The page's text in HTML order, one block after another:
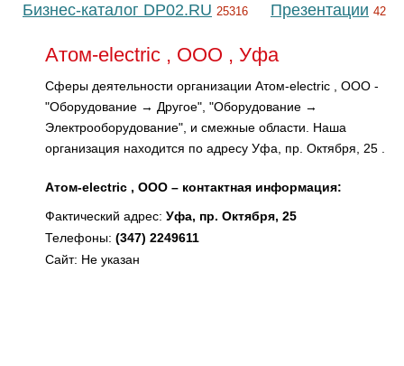
Бизнес-каталог DP02.RU 25316 Презентации 42
Атом-electric , ООО , Уфа
Сферы деятельности организации Атом-electric , ООО -
"Оборудование → Другое", "Оборудование →
Электрооборудование", и смежные области. Наша
организация находится по адресу Уфа, пр. Октября, 25 .
Атом-electric , ООО – контактная информация:
Фактический адрес: Уфа, пр. Октября, 25
Телефоны: (347) 2249611
Сайт: Не указан